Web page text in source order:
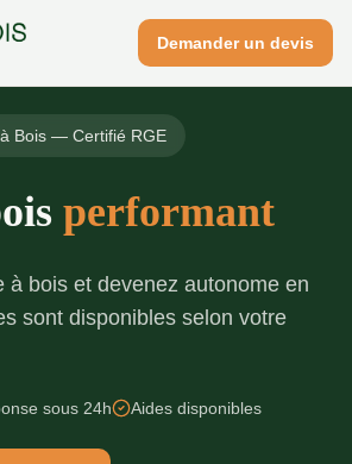
Demander un devis
Bois — Certifié RGE
performant
à bois et devenez autonome en
sont disponibles selon votre
sous 24h Aides disponibles